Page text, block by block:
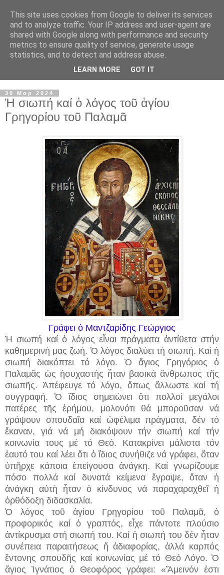
30 Μαρ 2024
Ἡ σιωπή καί ὁ λόγος τοῦ ἁγίου
Γρηγορίου τοῦ Παλαμᾶ
Γράφει ὁ Μαντζαρίδης Γεώργιος
Ἡ σιωπή καί ὁ λόγος εἶναι πράγματα ἀντίθετα στήν
καθημερινή μας ζωή. Ὁ λόγος διαλύει τή σιωπή. Καί ἡ
σιωπή διακόπτει τό λόγο. Ὁ ἅγιος Γρηγόριος ὁ
Παλαμᾶς ὡς ἡσυχαστής ἦταν βασικά ἄνθρωπος τῆς
σιωπῆς. Ἀπέφευγε τό λόγο, ὅπως ἄλλωστε καί τή
συγγραφή. Ὁ ἴδιος σημειώνει ὅτι πολλοί μεγάλοι
πατέρες τῆς ἐρήμου, μολονότι θά μποροῦσαν νά
γράψουν σπουδαῖα καί ὠφέλιμα πράγματα, δέν τό
ἔκαναν, γιά νά μή διακόψουν τήν σιωπή καί τήν
κοινωνία τους μέ τό Θεό. Κατακρίνει μάλιστα τόν
ἑαυτό του καί λέει ὅτι ὁ ἴδιος συνήθιζε νά γράφει, ὅταν
ὑπῆρχε κάποια ἐπείγουσα ἀνάγκη. Καί γνωρίζουμε
πόσο πολλά καί δυνατά κείμενα ἔγραψε, ὅταν ἡ
ἀνάγκη αὐτὴ ἦταν ὁ κίνδυνος νά παραχαραχθεῖ ἡ
ὀρθόδοξη διδασκαλία.
Ὁ λόγος τοῦ ἁγίου Γρηγορίου τοῦ Παλαμᾶ, ὁ
προφορικός καί ὁ γραπτός, εἶχε πάντοτε πλούσιο
ἀντίκρυσμα στή σιωπή του. Καί ἡ σιωπή του δέν ἦταν
συνέπεια παραιτήσεως ἤ ἀδιαφορίας, ἀλλά καρπός
ἔντονης σπουδῆς καί κοινωνίας μέ τό Θεό Λόγο. Ὁ
ἅγιος Ἰγνάτιος ὁ Θεοφόρος γράφει: «Ἄμεινόν ἐστι
This site uses cookies from Google to deliver its services
and to analyze traffic. Your IP address and user-agent are
shared with Google along with performance and security
metrics to ensure quality of service, generate usage
statistics, and to detect and address abuse.
LEARN MORE GOT IT